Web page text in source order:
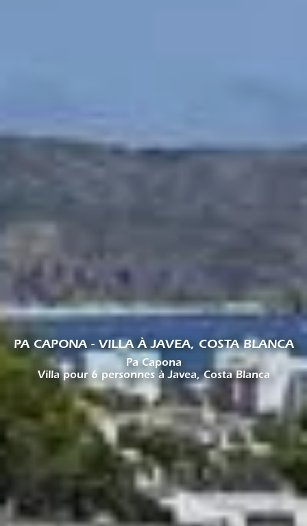
PA CAPONA - VILLA À JAVEA, COSTA BLANCA
Pa Capona
Villa pour 6 personnes à Javea, Costa Blanca